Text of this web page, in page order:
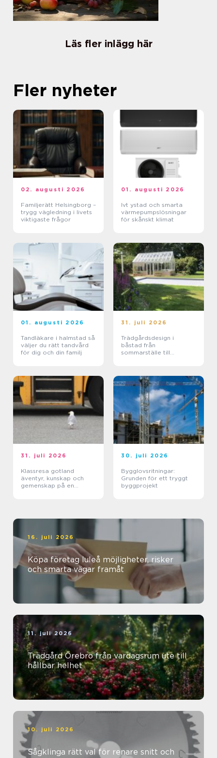
Läs fler inlägg här
Fler nyheter
02. augusti 2026
Familjerätt Helsingborg –
trygg vägledning i livets
viktigaste frågor
01. augusti 2026
Ivt ystad och smarta
värmepumpslösningar
för skånskt klimat
01. augusti 2026
Tandläkare i halmstad så
väljer du rätt tandvård
för dig och din familj
31. juli 2026
Trädgårdsdesign i
båstad från
sommarställe till
31. juli 2026
Klassresa gotland
äventyr, kunskap och
gemenskap på en
30. juli 2026
Bygglovsritningar:
Grunden för ett tryggt
byggprojekt
16. juli 2026
Köpa företag luleå möjligheter, risker
och smarta vägar framåt
11. juli 2026
Trädgård Örebro från vardagsrum ute till
hållbar helhet
10. juli 2026
Sågklinga rätt val för renare snitt och